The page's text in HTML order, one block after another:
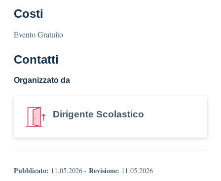
Costi
Evento Gratuito
Contatti
Organizzato da
Dirigente Scolastico
Pubblicato: 11.05.2026 - Revisione: 11.05.2026